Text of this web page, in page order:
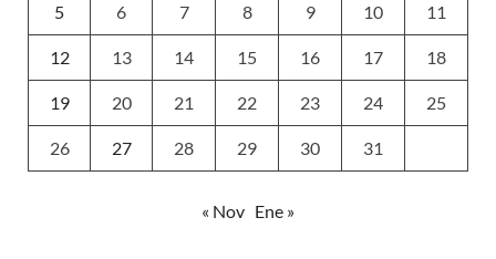
5 6 7 8 9 10 11
12 13 14 15 16 17 18
19 20 21 22 23 24 25
26 27 28 29 30 31
« Nov Ene »